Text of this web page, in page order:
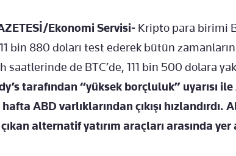
Ekonomi Servisi- Kripto para birimi
bin 880 doları test ederek bütün
saatlerinde de BTC’de, 111 bin 500 dolara
tarafından “yüksek borçluluk” uyarısı
hafta ABD varlıklarından çıkışı
alternatif yatırım araçları arasında yer